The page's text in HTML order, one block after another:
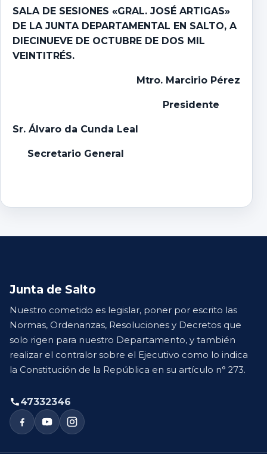
SALA DE SESIONES «GRAL. JOSÉ ARTIGAS»
DE LA JUNTA DEPARTAMENTAL EN SALTO, A
DIECINUEVE DE OCTUBRE DE DOS MIL
VEINTITRÉS.
Mtro. Marcirio Pérez
Presidente
Sr. Álvaro da Cunda Leal
Secretario General
Junta de Salto
Nuestro cometido es legislar, poner por escrito las
Normas, Ordenanzas, Resoluciones y Decretos que
solo rigen para nuestro Departamento, y también
realizar el contralor sobre el Ejecutivo como lo indica
la Constitución de la República en su artículo n° 273.
47332346